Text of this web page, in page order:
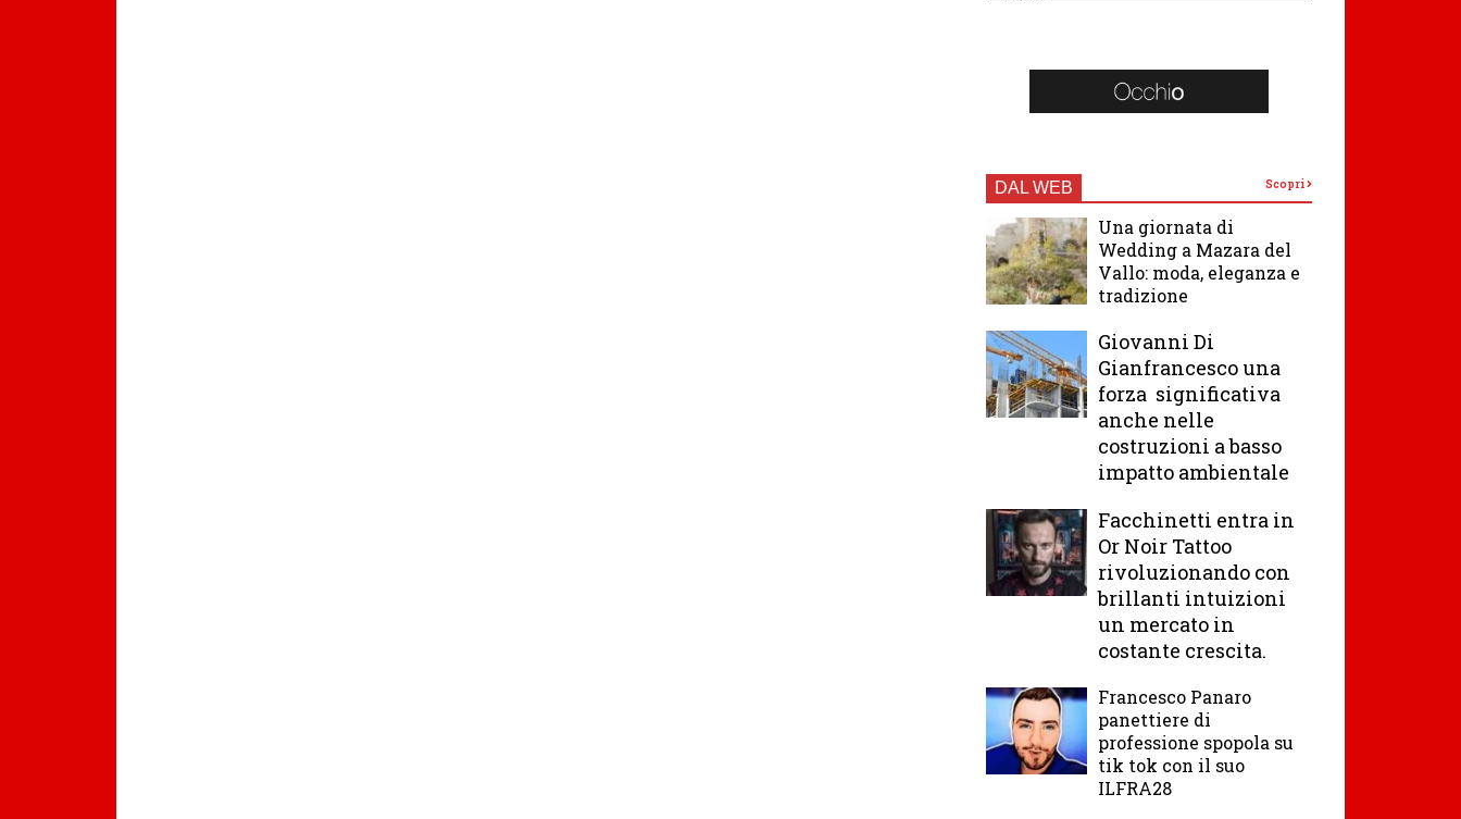
DAL WEB Scopri
Una giornata di
Wedding a Mazara del
Vallo: moda, eleganza e
tradizione
Giovanni Di
Gianfrancesco una
forza significativa
anche nelle
costruzioni a basso
impatto ambientale
Facchinetti entra in
Or Noir Tattoo
rivoluzionando con
brillanti intuizioni
un mercato in
costante crescita.
Francesco Panaro
panettiere di
professione spopola su
tik tok con il suo
ILFRA28